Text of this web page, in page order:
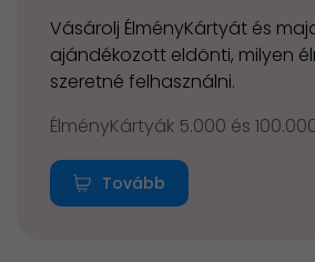
Vásárolj ÉlményKártyát és
ajándékozott eldönti, milyen
szeretné felhasználni.
ÉlményKártyák 5.000 és
Tovább